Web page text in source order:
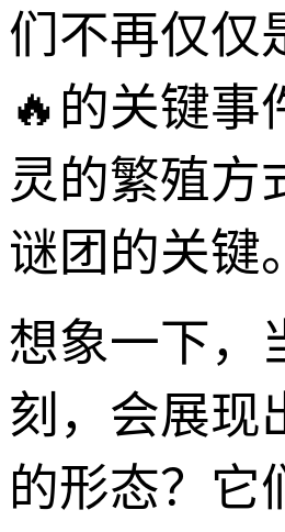
们不再仅仅
🔥的关键事
灵的繁殖方
谜团的关键。
想象一下，
刻，会展现
的形态？它